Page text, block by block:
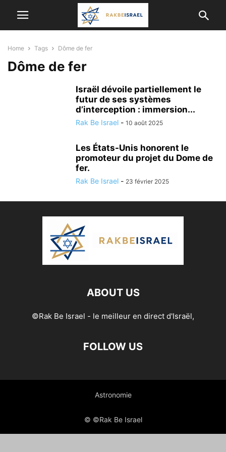
Home Tags Dôme de fer
Dôme de fer
Israël dévoile partiellement le
futur de ses systèmes
d’interception : immersion...
Rak Be Israel - 10 août 2025
Les États-Unis honorent le
promoteur du projet du Dome de
fer.
Rak Be Israel - 23 février 2025
ABOUT US
©Rak Be Israel - le meilleur en direct d'Israël,
FOLLOW US
Astronomie
© ©Rak Be Israel